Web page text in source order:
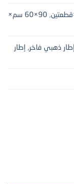
,
90×60 سم×
إطار ذهبي فاخر,
إطار